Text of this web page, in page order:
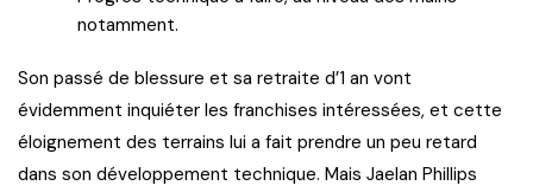
notamment.
Son passé de blessure et sa retraite d’1 an vont
évidemment inquiéter les franchises intéressées, et cette
éloignement des terrains lui a fait prendre un peu retard
dans son développement technique. Mais Jaelan Phillips